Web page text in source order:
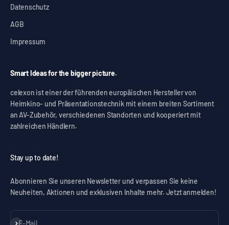
Datenschutz
AGB
Impressum
Smart Ideas for the bigger picture.
celexon ist einer der führenden europäischen Hersteller von
Heimkino- und Präsentationstechnik mit einem breiten Sortiment
an AV-Zubehör, verschiedenen Standorten und kooperiert mit
zahlreichen Händlern.
Stay up to date!
Abonnieren Sie unseren Newsletter und verpassen Sie keine
Neuheiten, Aktionen und exklusiven Inhalte mehr. Jetzt anmelden!
E-Mail
Abonnieren